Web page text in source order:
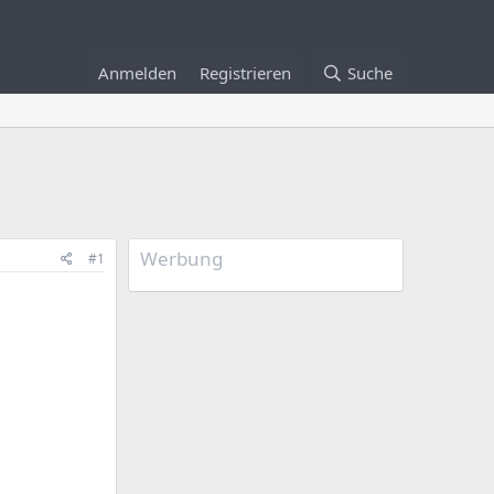
Anmelden Registrieren Suche
#1 Werbung